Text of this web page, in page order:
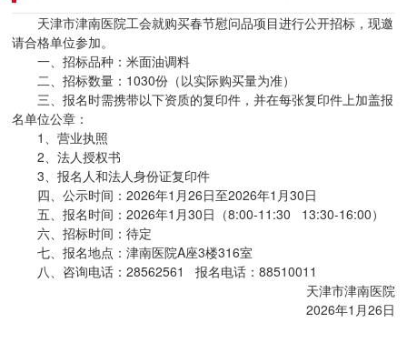
天津市津南医院工会就购买春节慰问品项目进行公开招标，现邀
请合格单位参加。
一、招标品种：米面油调料
二、招标数量：1030份（以实际购买量为准）
三、报名时需携带以下资质的复印件，并在每张复印件上加盖报
名单位公章：
1、营业执照
2、法人授权书
3、报名人和法人身份证复印件
四、公示时间：2026年1月26日至2026年1月30日
五、报名时间：2026年1月30日（8:00-11:30 13:30-16:00）
六、招标时间：待定
七、报名地点：津南医院A座3楼316室
八、咨询电话：28562561 报名电话：88510011
天津市津南医院
2026年1月26日